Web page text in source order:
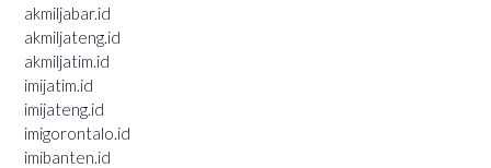
akmiljabar.id
akmiljateng.id
akmiljatim.id
imijatim.id
imijateng.id
imigorontalo.id
imibanten.id